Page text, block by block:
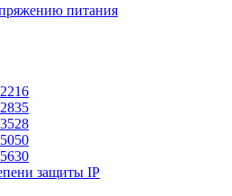
питания
защиты IP